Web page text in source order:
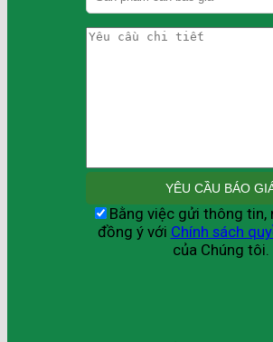
Bằng việc gửi thông tin,
đồng ý với Chính sách
của Chúng tôi.